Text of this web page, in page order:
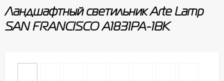
Ландшафтный светильник Arte Lamp
SAN FRANCISCO A1831PA-1BK